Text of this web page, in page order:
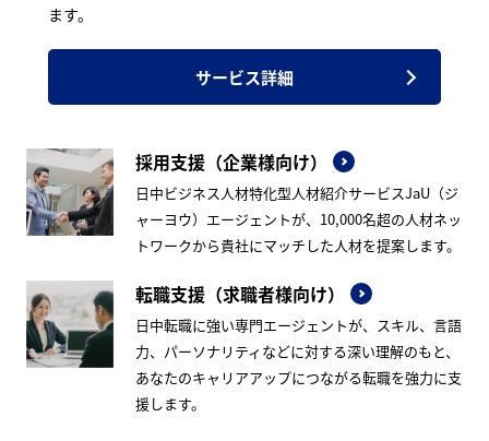
ます。
サービス詳細
採用支援（企業様向け）
日中ビジネス人材特化型人材紹介サービスJaU（ジ
ャーヨウ）エージェントが、10,000名超の人材ネッ
トワークから貴社にマッチした人材を提案します。
転職支援（求職者様向け）
日中転職に強い専門エージェントが、スキル、言語
力、パーソナリティなどに対する深い理解のもと、
あなたのキャリアアップにつながる転職を強力に支
援します。